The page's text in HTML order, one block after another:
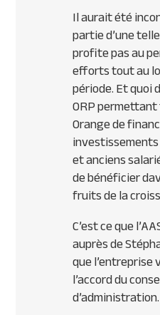
Il aurait été
partie d’une
profite pas au
efforts tout au
période. Et quoi
ORP
Orange de
et anciens
de bénéficier
fruits de la
C’est ce que
auprès de
que l’entreprise
l’accord du
d’administration.